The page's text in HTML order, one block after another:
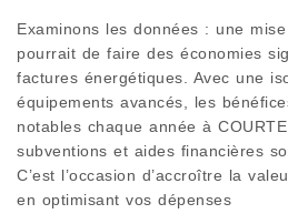
Examinons les données : une
pourrait de faire des économies
factures énergétiques. Avec une
équipements avancés, les
notables chaque année à
subventions et aides financières
C’est l’occasion d’accroître la
en optimisant vos dépenses